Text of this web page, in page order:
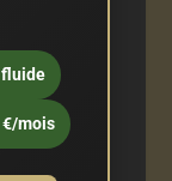
fluide
€/mois